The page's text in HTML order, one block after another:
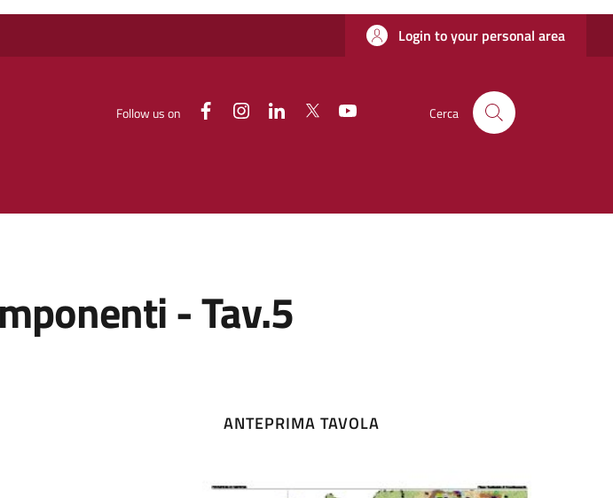
Login to your personal area
Follow us on FacebookInstagramLinkedinTwitter Cerca
- Tav.5
ANTEPRIMA TAVOLA